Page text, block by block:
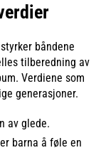
båndene
tilberedning av
Verdiene som
generasjoner.
av glede.
barna å føle en